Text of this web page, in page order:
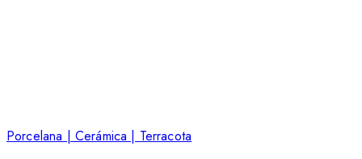
Porcelana | Cerámica | Terracota